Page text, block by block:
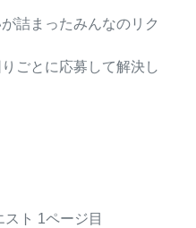
詰まったみんなのリク
ごとに応募して解決し
スト 1ページ目